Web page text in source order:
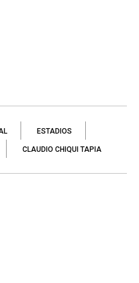
ESTADIOS
CLAUDIO CHIQUI TAPIA